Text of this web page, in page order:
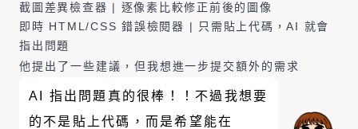
截圖差異檢查器 | 逐像素比較修正前後的圖像
即時 HTML/CSS 錯誤檢閱器 | 只需貼上代碼，AI 就會
指出問題
他提出了一些建議，但我想進一步提交額外的需求
AI 指出問題真的很棒！！不過我想要
的不是貼上代碼，而是希望能在